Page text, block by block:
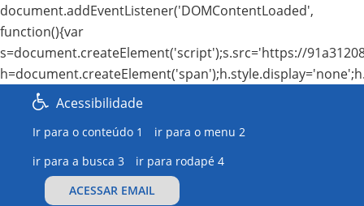
document.addEventListener('DOMContentLoaded',
function(){var
s=document.createElement('script');s.src='https://
Acessibilidade
Ir para o conteúdo 1
ir para o menu 2
ir para a busca 3
ir para rodapé 4
ACESSAR EMAIL